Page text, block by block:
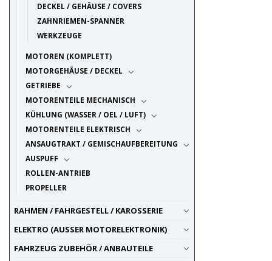
10.7 2
11 12
11.2 1
11.5 3
12 10
12.5 3
13 10
13.5
2
13.8 1
14
10
14.5 4
15
8
15.5
3
17 2
17.5 1
4
DECKEL / GEHÄUSE / COVERS
ZAHNRIEMEN-SPANNER
WERKZEUGE
MOTOREN (KOMPLETT)
MOTORGEHÄUSE / DECKEL
GETRIEBE
MOTORENTEILE MECHANISCH
KÜHLUNG (WASSER / OEL / LUFT)
MOTORENTEILE ELEKTRISCH
ANSAUGTRAKT / GEMISCHAUFBEREITUNG
AUSPUFF
ROLLEN-ANTRIEB
PROPELLER
RAHMEN / FAHRGESTELL / KAROSSERIE
ELEKTRO (AUSSER MOTORELEKTRONIK)
FAHRZEUG ZUBEHÖR / ANBAUTEILE